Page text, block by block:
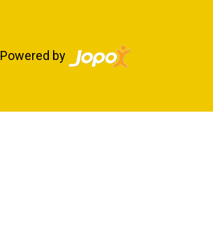
Powered by